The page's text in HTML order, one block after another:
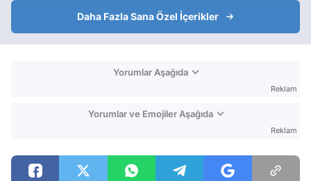
Daha Fazla Sana Özel İçerikler
Yorumlar Aşağıda
Reklam
Yorumlar ve Emojiler Aşağıda
Reklam